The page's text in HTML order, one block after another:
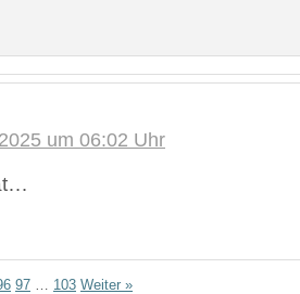
um 06:02 Uhr
97 103 Weiter »